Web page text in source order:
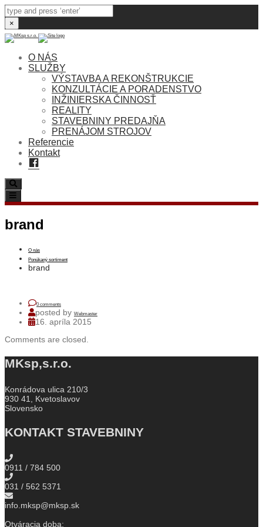
×
O NÁS
SLUŽBY
VÝSTAVBA A REKONŠTRUKCIE
KONZULTÁCIE A PORADENSTVO
INŽINIERSKA ČINNOSŤ
REALITY
STAVEBNINY PREDAJŇA
PRENÁJOM STROJOV
Referencie
Kontakt
Facebook
Toggle
navigation
brand
O nás
Ponúkaný sortiment
brand
0 comments
posted by Webmaster
16. apríla 2015
Comments are closed.
MKsp,s.r.o.
Konrádova ulica 210/3
930 41, Kvetoslavov
Slovensko
KONTAKT STAVEBNINY
0911 / 784 500
031 / 562 5371
info.mksp@mksp.sk
Otváracia doba: